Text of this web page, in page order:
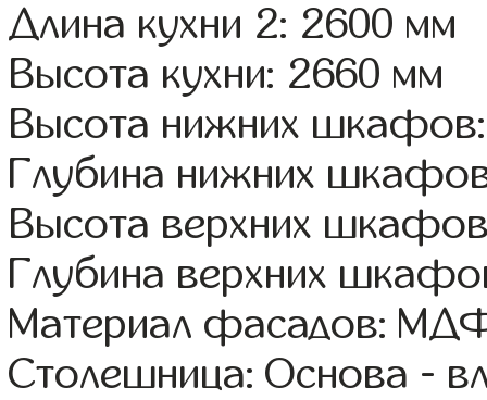
Длина кухни 2: 2600 мм
Высота кухни: 2660 мм
Высота нижних
Глубина нижних
Высота верхних
Глубина верхних
Материал фасадов:
Столешница: Основа -